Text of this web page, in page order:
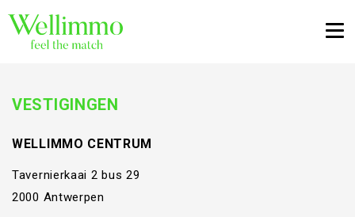
VESTIGINGEN
WELLIMMO CENTRUM
Tavernierkaai 2 bus 29
2000 Antwerpen